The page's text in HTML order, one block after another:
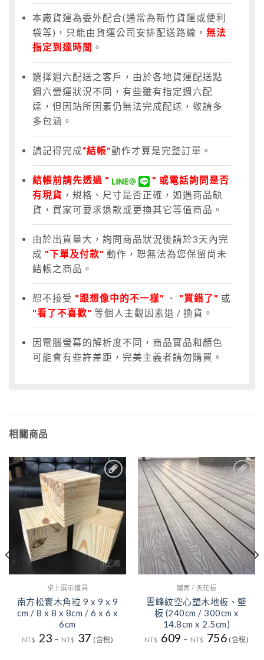
本廠貨運為委外配合(通常為新竹貨運或便利
袋等)，只能由貨運公司安排配送路線， 無法
指定到達時間 。
選擇週六配送之客戶，由於各地貨運配送點
週六營運狀況不同，有些雖有指定週六配
達，但因站所因素仍無法完成配送，敬請多
多包涵。
請記得完成“結帳"動作才算是完整訂單。
結帳前請先透過 "
" 或電話詢問是否
有現貨 ，規格、尺寸是否正確，如遇商品缺
貨，買家可要求退款或更換其它等值商品。
由於出貨量大，詢問商品狀況後請於3天內完
成 "下單及付款" 動作，恕無法為您保留尚未
結帳之商品。
恕不接受 "跟想像中的不一樣" 、 "買錯了" 或
"看了不喜歡" 等個人主觀因素退 / 換貨。
因電腦螢幕的解析度不同，商品實品和顏色
可能會有些許差距，完美主義者請勿購買。
相關商品
加入
藏清
單
4
桌上展示道具
南方松實木角粒 9 x 9 x 9
cm / 8 x 8 x 8cm / 6 x 6 x
6cm
NT$ 23 – NT$ 37 (含稅)
加入
到收
藏清
單
牆面 / 天花板
雲峰紋空心塑木地板、壁
板 (240cm / 300cm x
14.8cm x 2.5cm)
NT$ 609 – NT$ 756 (含稅)